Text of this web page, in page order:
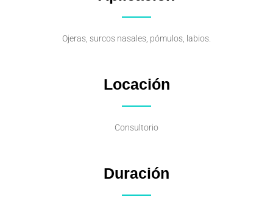
Ojeras, surcos nasales, pómulos, labios.
Locación
Consultorio
Duración